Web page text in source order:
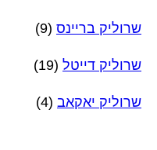
שרוליק בריינס (9)
שרוליק דייטל (19)
שרוליק יאקאב (4)